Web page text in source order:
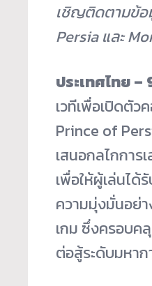
เชิญติดตามข้
Persia และ
ประเทศไทย –
เวทีเพื่อเปิดตัว
Prince of
เสนอกลไกการ
เพื่อให้ผู้เล่นได้
ความมุ่งมั่นอย่
เกม ซึ่งครอบค
ต่อสู้ระดับมหา